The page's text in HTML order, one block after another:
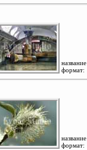
формат:
формат: